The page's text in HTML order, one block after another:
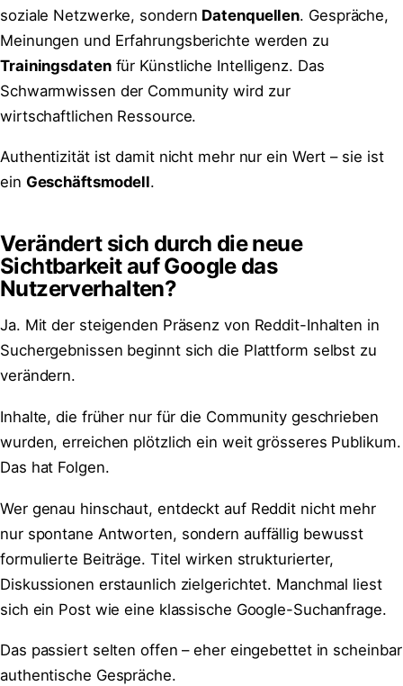
soziale Netzwerke, sondern Datenquellen. Gespräche,
Meinungen und Erfahrungsberichte werden zu
Trainingsdatenfür Künstliche Intelligenz. Das
Schwarmwissen der Community wird zur
wirtschaftlichen Ressource.
Authentizität ist damit nicht mehr nur ein Wert – sie ist
ein Geschäftsmodell.
Verändert sich durch die neue
Sichtbarkeit auf Google das
Nutzerverhalten?
Ja. Mit der steigenden Präsenz von Reddit-Inhalten in
Suchergebnissen beginnt sich die Plattform selbst zu
verändern.
Inhalte, die früher nur für die Community geschrieben
wurden, erreichen plötzlich ein weit grösseres Publikum.
Das hat Folgen.
Wer genau hinschaut, entdeckt auf Reddit nicht mehr
nur spontane Antworten, sondern auffällig bewusst
formulierte Beiträge. Titel wirken strukturierter,
Diskussionen erstaunlich zielgerichtet. Manchmal liest
sich ein Post wie eine klassische Google-Suchanfrage.
Das passiert selten offen – eher eingebettet in scheinbar
authentische Gespräche.